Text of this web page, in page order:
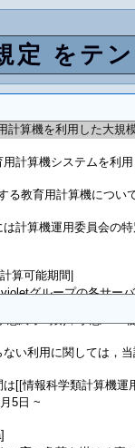
定 をテ